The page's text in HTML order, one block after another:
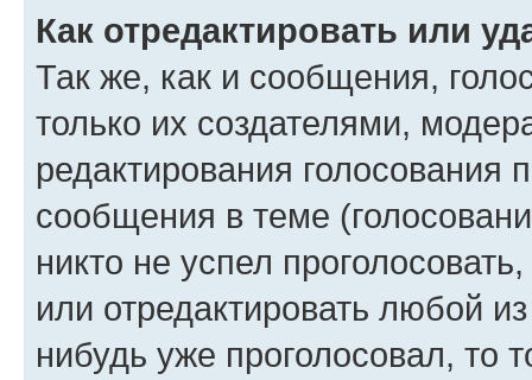
Как отредактировать или
Так же, как и сообщения,
только их создателями,
редактирования голосования
сообщения в теме
никто не успел
или отредактировать любой
нибудь уже проголосовал, то